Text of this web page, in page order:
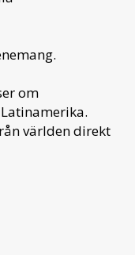
om
världen direkt